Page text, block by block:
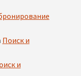
Поиск и
и